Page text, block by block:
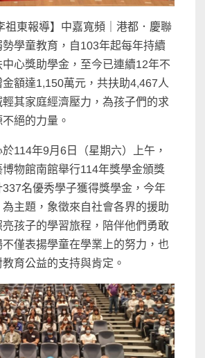
祖東報導】中嘉寬頻｜港都．慶聯
學童教育，自103年起每年持續
心獎助學金，至今已連續12年不
額達1,150萬元，共扶助4,467人
其家庭經濟壓力，為孩子們的求
絕的力量。
114年9月6日（星期六）上午，
物館南館舉行114年獎學金頒獎
名優秀學子獲得獎學金，今年
主題，象徵來自社會各界的援助
孩子的學習旅程，陪伴他們勇敢
僅表揚學童在學業上的努力，也
育公益的支持與肯定。